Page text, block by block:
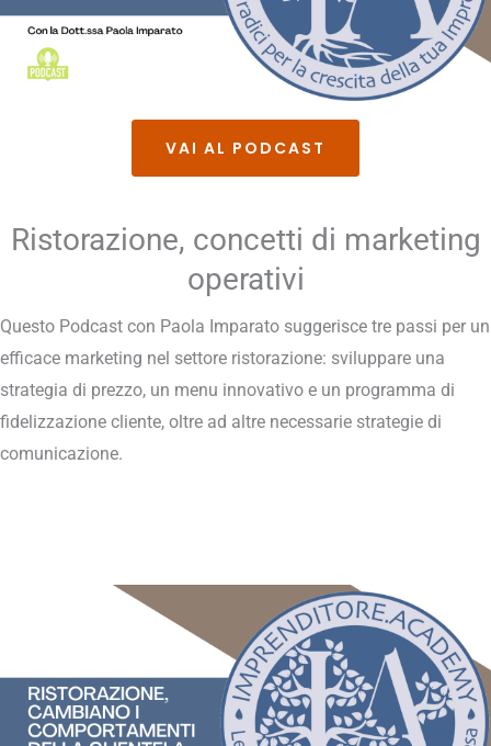
VAI AL PODCAST
Ristorazione, concetti di marketing
operativi
Questo Podcast con Paola Imparato suggerisce tre passi per un
efficace marketing nel settore ristorazione: sviluppare una
strategia di prezzo, un menu innovativo e un programma di
fidelizzazione cliente, oltre ad altre necessarie strategie di
comunicazione.